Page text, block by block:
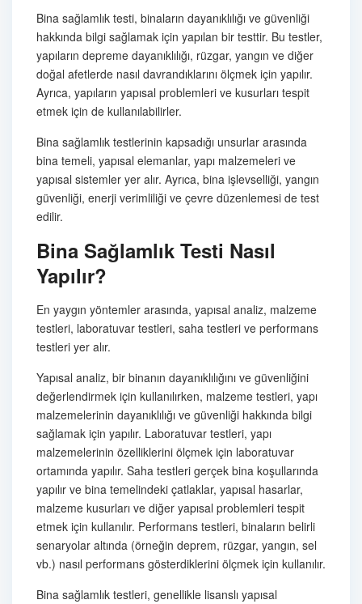
Bina sağlamlık testi, binaların dayanıklılığı ve güvenliği
hakkında bilgi sağlamak için yapılan bir testtir. Bu testler,
yapıların depreme dayanıklılığı, rüzgar, yangın ve diğer
doğal afetlerde nasıl davrandıklarını ölçmek için yapılır.
Ayrıca, yapıların yapısal problemleri ve kusurları tespit
etmek için de kullanılabilirler.
Bina sağlamlık testlerinin kapsadığı unsurlar arasında
bina temeli, yapısal elemanlar, yapı malzemeleri ve
yapısal sistemler yer alır. Ayrıca, bina işlevselliği, yangın
güvenliği, enerji verimliliği ve çevre düzenlemesi de test
edilir.
Bina Sağlamlık Testi Nasıl
Yapılır?
En yaygın yöntemler arasında, yapısal analiz, malzeme
testleri, laboratuvar testleri, saha testleri ve performans
testleri yer alır.
Yapısal analiz, bir binanın dayanıklılığını ve güvenliğini
değerlendirmek için kullanılırken, malzeme testleri, yapı
malzemelerinin dayanıklılığı ve güvenliği hakkında bilgi
sağlamak için yapılır. Laboratuvar testleri, yapı
malzemelerinin özelliklerini ölçmek için laboratuvar
ortamında yapılır. Saha testleri gerçek bina koşullarında
yapılır ve bina temelindeki çatlaklar, yapısal hasarlar,
malzeme kusurları ve diğer yapısal problemleri tespit
etmek için kullanılır. Performans testleri, binaların belirli
senaryolar altında (örneğin deprem, rüzgar, yangın, sel
vb.) nasıl performans gösterdiklerini ölçmek için kullanılır.
Bina sağlamlık testleri, genellikle lisanslı yapısal